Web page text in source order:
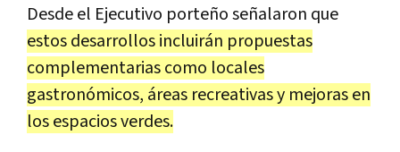
Desde el Ejecutivo porteño señalaron que
estos desarrollos incluirán propuestas
complementarias como locales
gastronómicos, áreas recreativas y mejoras en
los espacios verdes.